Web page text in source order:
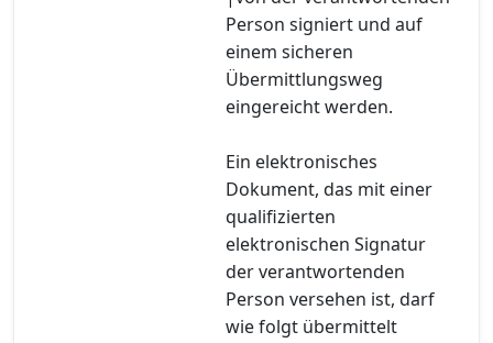
Person signiert und auf
einem sicheren
Übermittlungsweg
eingereicht werden.
Ein elektronisches
Dokument, das mit einer
qualifizierten
elektronischen Signatur
der verantwortenden
Person versehen ist, darf
wie folgt übermittelt